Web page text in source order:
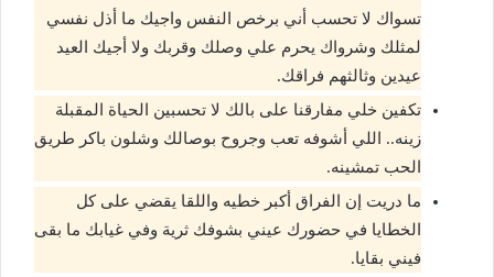
تسواك لا تحسب أني برخص النفس واجيك ما أذل نفسي
لمثلك وشرواك يحرم علي وصلك وقربك ولا أجيك العيد
عيدين وثالثهم فراقك.
تكفين خلي مفارقنا على بالك لا تحسبين الحياة المقبلة
زينه.. اللي أشوفه تعب وجروح بوصالك وشلون باكر طريق
الحب تمشينه.
ما دريت إن الفراق أكبر خطيه واللقا يقضي على كل
الخطايا في حضورك عيني بشوفك ثرية وفي غيابك ما بقى
فيني بقايا.